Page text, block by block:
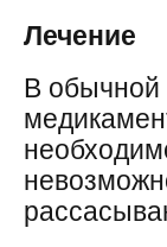
Лечение
В обычной